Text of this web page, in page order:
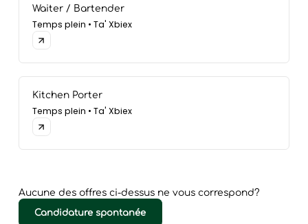
Waiter / Bartender
Temps plein • Ta' Xbiex
Kitchen Porter
Temps plein • Ta' Xbiex
Aucune des offres ci-dessus ne vous correspond?
Candidature spontanée